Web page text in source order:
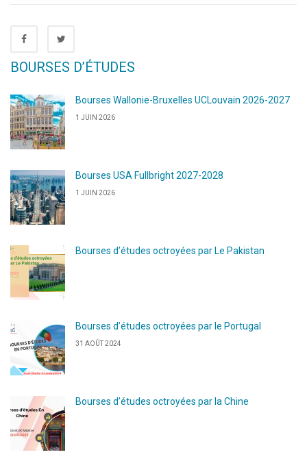
BOURSES D’ÉTUDES
Bourses Wallonie-Bruxelles UCLouvain 2026-2027
1 JUIN 2026
Bourses USA Fullbright 2027-2028
1 JUIN 2026
Bourses d’études octroyées par Le Pakistan
Bourses d’études octroyées par le Portugal
31 AOÛT 2024
Bourses d’études octroyées par la Chine